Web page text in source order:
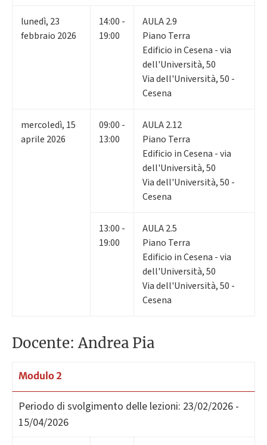
lunedì, 23
febbraio 2026
14:00 -
19:00
AULA 2.9
Piano Terra
Edificio in Cesena - via
dell'Università, 50
Via dell'Università, 50 -
Cesena
mercoledì, 15
aprile 2026
09:00 -
13:00
AULA 2.12
Piano Terra
Edificio in Cesena - via
dell'Università, 50
Via dell'Università, 50 -
Cesena
13:00 -
19:00
AULA 2.5
Piano Terra
Edificio in Cesena - via
dell'Università, 50
Via dell'Università, 50 -
Cesena
Docente: Andrea Pia
Modulo 2
Periodo di svolgimento delle lezioni: 23/02/2026 -
15/04/2026